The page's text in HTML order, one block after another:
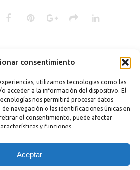
consentimiento
utilizamos tecnologías como las
acceder a la información del dispositivo. El
nos permitirá procesar datos
navegación o las identificaciones únicas en
el consentimiento, puede afectar
y funciones.
Aceptar
CONSULTA LO QUE CUESTA EL
ROAMING: CONSEJOS PARA
UTILIZAR EL MÓVIL FUERA
|Aviso legal|Política de cookies